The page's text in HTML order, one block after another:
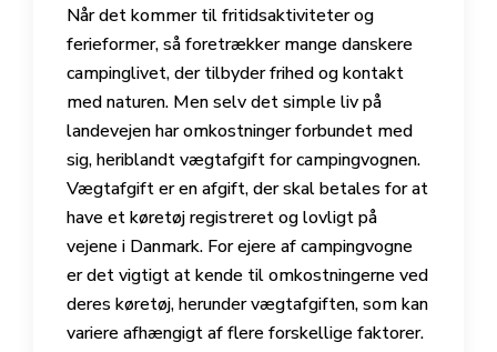
Når det kommer til fritidsaktiviteter og
ferieformer, så foretrækker mange danskere
campinglivet, der tilbyder frihed og kontakt
med naturen. Men selv det simple liv på
landevejen har omkostninger forbundet med
sig, heriblandt vægtafgift for campingvognen.
Vægtafgift er en afgift, der skal betales for at
have et køretøj registreret og lovligt på
vejene i Danmark. For ejere af campingvogne
er det vigtigt at kende til omkostningerne ved
deres køretøj, herunder vægtafgiften, som kan
variere afhængigt af flere forskellige faktorer.